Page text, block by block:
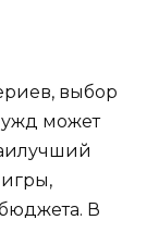
выбор
может
игры,
В